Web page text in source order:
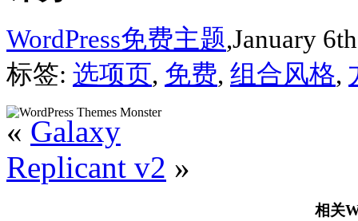
WordPress免费主题,January
标签: 选项页, 免费, 组合风格,
« Galaxy
Replicant v2 »
相关